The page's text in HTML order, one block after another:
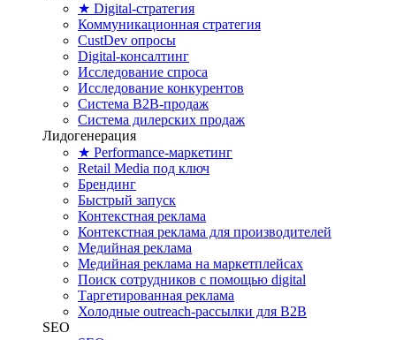
★ Digital-стратегия
Коммуникационная стратегия
CustDev опросы
Digital-консалтинг
Исследование спроса
Исследование конкурентов
Система B2B-продаж
Система дилерских продаж
Лидогенерация
★ Performance-маркетинг
Retail Media под ключ
Брендинг
Быстрый запуск
Контекстная реклама
Контекстная реклама для производителей
Медийная реклама
Медийная реклама на маркетплейсах
Поиск сотрудников с помощью digital
Таргетированная реклама
Холодные outreach-рассылки для B2B
SEO